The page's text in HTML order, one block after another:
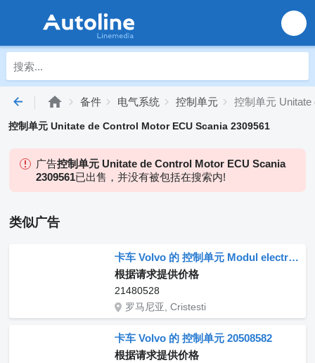
备件 电气系统 控制单元 控制单元 Unitate
控制单元 Unitate de Control Motor ECU Scania 2309561
广告控制单元 Unitate de Control Motor ECU Scania
2309561已出售，并没有被包括在搜索内!
类似广告
卡车 Volvo 的 控制单元 Modul electronic de control 21480528
根据请求提供价格
21480528
罗马尼亚, Cristesti
卡车 Volvo 的 控制单元 20508582
根据请求提供价格